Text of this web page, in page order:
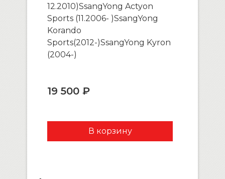
12.2010)SsangYong Actyon
Sports (11.2006- )SsangYong
Korando
Sports(2012-)SsangYong Kyron
(2004-)
19 500 ₽